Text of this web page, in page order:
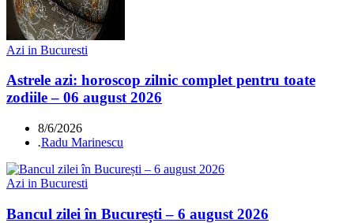
Azi in Bucuresti
Astrele azi: horoscop zilnic complet pentru toate
zodiile – 06 august 2026
8/6/2026
.Radu Marinescu
Azi in Bucuresti
Bancul zilei în București – 6 august 2026